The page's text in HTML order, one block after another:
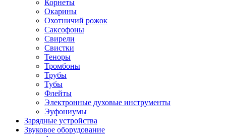
Корнеты
Окарины
Охотничий рожок
Саксофоны
Свирели
Свистки
Теноры
Тромбоны
Трубы
Тубы
Флейты
Электронные духовые инструменты
Эуфониумы
Зарядные устройства
Звуковое оборудование